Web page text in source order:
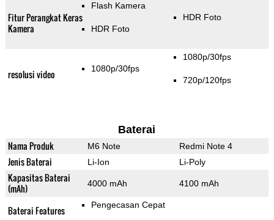
Fitur Perangkat Keras
Kamera
Flash Kamera
HDR Foto
HDR Foto
resolusi video 1080p/30fps
1080p/30fps
720p/120fps
Baterai
Nama Produk M6 Note Redmi Note 4
Jenis Baterai Li-Ion Li-Poly
Kapasitas Baterai
(mAh)
4000 mAh 4100 mAh
Baterai Features Pengecasan Cepat